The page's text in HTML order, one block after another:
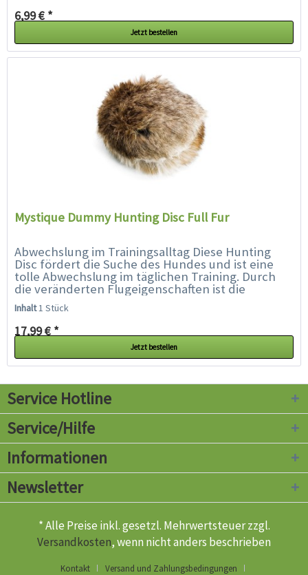
6,99 € *
Jetzt bestellen
Mystique Dummy Hunting Disc Full Fur
Abwechslung im Trainingsalltag Diese Hunting
Disc fördert die Suche des Hundes und ist eine
tolle Abwechslung im täglichen Training. Durch
die veränderten Flugeigenschaften ist die
Hunting Disc für den Hund...
Inhalt1 Stück
17,99 € *
Jetzt bestellen
Service Hotline
Service/Hilfe
Informationen
Newsletter
* Alle Preise inkl. gesetzl. Mehrwertsteuer zzgl.
Versandkosten, wenn nicht anders beschrieben
Kontakt Versand und Zahlungsbedingungen